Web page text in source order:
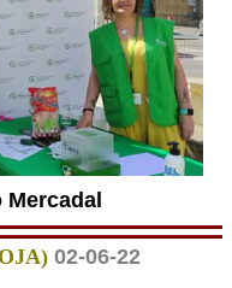
Mercadal
02-06-22